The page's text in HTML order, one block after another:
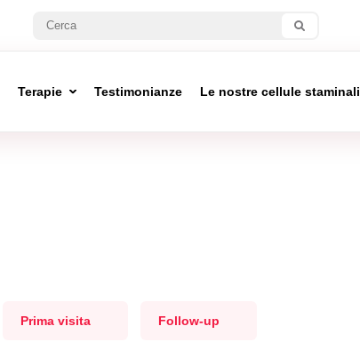
Terapie Testimonianze Le nostre cellule staminali
Prima visita Follow-up